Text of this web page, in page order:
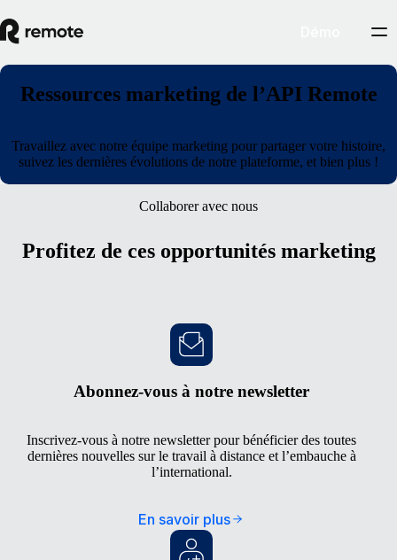
Ressources marketing de l’API Remote
Travaillez avec notre équipe marketing pour partager votre histoire,
suivez les dernières évolutions de notre plateforme, et bien plus !
Collaborer avec nous
Profitez de ces opportunités marketing
Abonnez-vous à notre newsletter
Inscrivez-vous à notre newsletter pour bénéficier des toutes
dernières nouvelles sur le travail à distance et l’embauche à
l’international.
En savoir plus